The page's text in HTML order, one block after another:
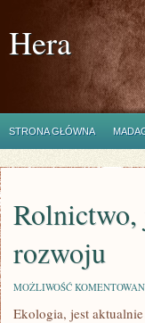
Hera
STRONA GŁÓWNA
Rolnictwo,
rozwoju
MOŻLIWOŚĆ
Ekologia, jest